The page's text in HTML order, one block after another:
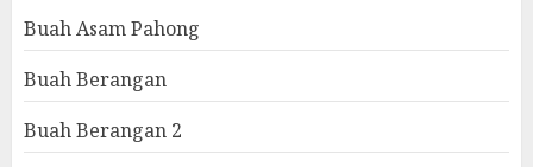
Buah Asam Pahong
Buah Berangan
Buah Berangan 2